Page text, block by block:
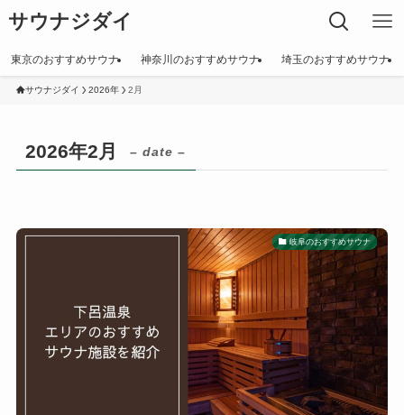
サウナジダイ
東京のおすすめサウナ 神奈川のおすすめサウナ 埼玉のおすすめサウナ
サウナジダイ 2026年 2月
2026年2月 – date –
岐阜のおすすめサウナ